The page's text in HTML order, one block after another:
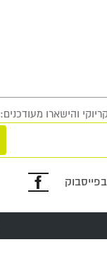
והישארו מעודכנים: